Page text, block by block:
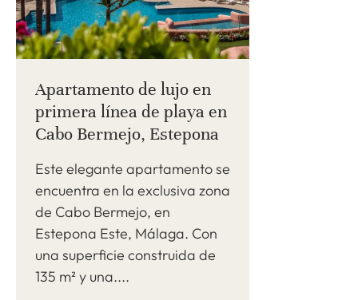
Apartamento de lujo en
primera línea de playa en
Cabo Bermejo, Estepona
Este elegante apartamento se
encuentra en la exclusiva zona
de Cabo Bermejo, en
Estepona Este, Málaga. Con
una superficie construida de
135 m² y una....